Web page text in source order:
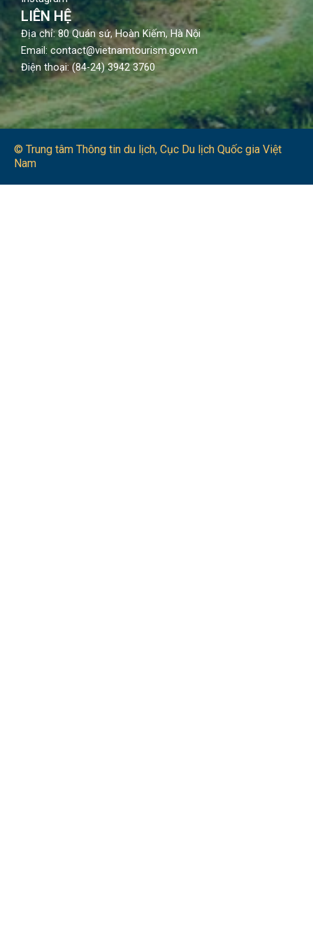
LIÊN HỆ
Địa chỉ: 80 Quán sứ, Hoàn Kiếm, Hà Nội
Email: contact@vietnamtourism.gov.vn
Điện thoại: (84-24) 3942 3760
© Trung tâm Thông tin du lịch​, Cục Du lịch Quốc gia Việt
Nam